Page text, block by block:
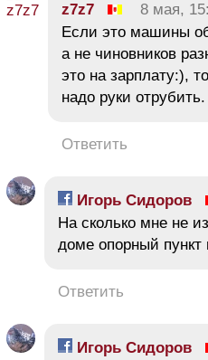
z7z7 8 мая,
Если это машины
а не чиновников
это на зарплату:),
надо руки отрубить.
Ответить
Игорь Сидоров
На сколько мне не
доме опорный
Ответить
Игорь Сидоров